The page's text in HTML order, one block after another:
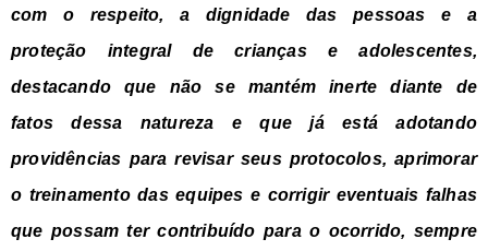
com o respeito, a dignidade das pessoas e a
proteção integral de crianças e adolescentes,
destacando que não se mantém inerte diante de
fatos dessa natureza e que já está adotando
providências para revisar seus protocolos, aprimorar
o treinamento das equipes e corrigir eventuais falhas
que possam ter contribuído para o ocorrido, sempre